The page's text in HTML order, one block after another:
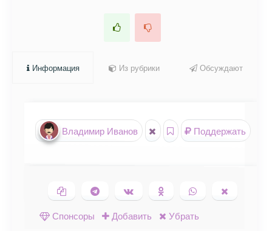
Информация Из рубрики Обсуждают
Владимир Иванов Поддержать
Копировать ссылкуПоделиться в Telegram
Поделиться ВКонтакте
Поделиться в
Одноклассниках
Поделиться в
WhatsApp
в X
Спонсоры
Добавить Убрать